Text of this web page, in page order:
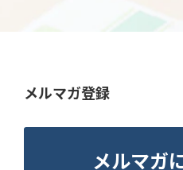
メルマガ登録
メルマガ